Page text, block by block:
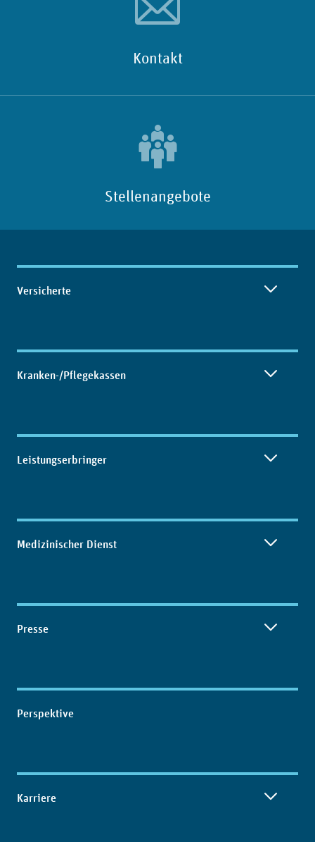
Kontakt
Stellenangebote
Inhaltsübersicht
Versicherte
Kranken-/Pflegekassen
Leistungserbringer
Medizinischer Dienst
Presse
Perspektive
Karriere